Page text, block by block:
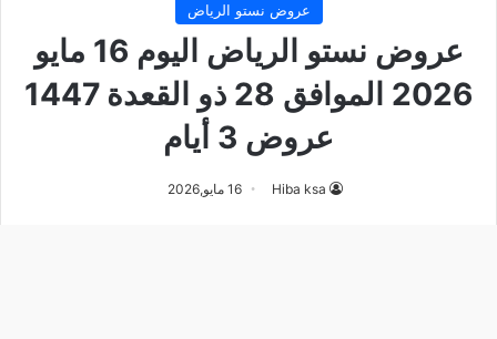
عروض نستو الرياض
عروض نستو الرياض اليوم 16 مايو
2026 الموافق 28 ذو القعدة 1447
عروض 3 أيام
Hiba ksa 16 مايو,2026